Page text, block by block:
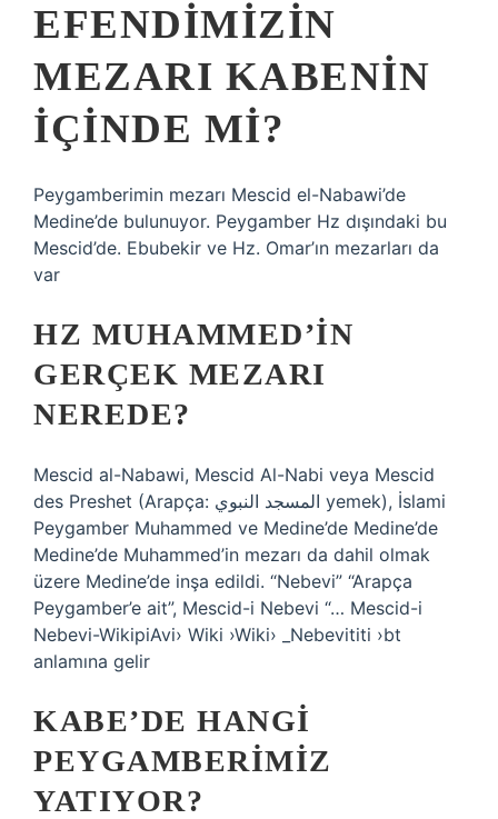
EFENDIMIZIN
MEZARI KABENIN
IÇINDE MI?
Peygamberimin mezarı Mescid el-Nabawi’de
Medine’de bulunuyor. Peygamber Hz dışındaki bu
Mescid’de. Ebubekir ve Hz. Omar’ın mezarları da
var
HZ MUHAMMED’IN
GERÇEK MEZARI
NEREDE?
Mescid al-Nabawi, Mescid Al-Nabi veya Mescid
des Preshet (Arapça: المسجد النبوي yemek), İslami
Peygamber Muhammed ve Medine’de Medine’de
Medine’de Muhammed’in mezarı da dahil olmak
üzere Medine’de inşa edildi. “Nebevi” “Arapça
Peygamber’e ait”, Mescid-i Nebevi “… Mescid-i
Nebevi-WikipiAvi› Wiki ›Wiki› _Nebevititi ›bt
anlamına gelir
KABE’DE HANGI
PEYGAMBERIMIZ
YATIYOR?